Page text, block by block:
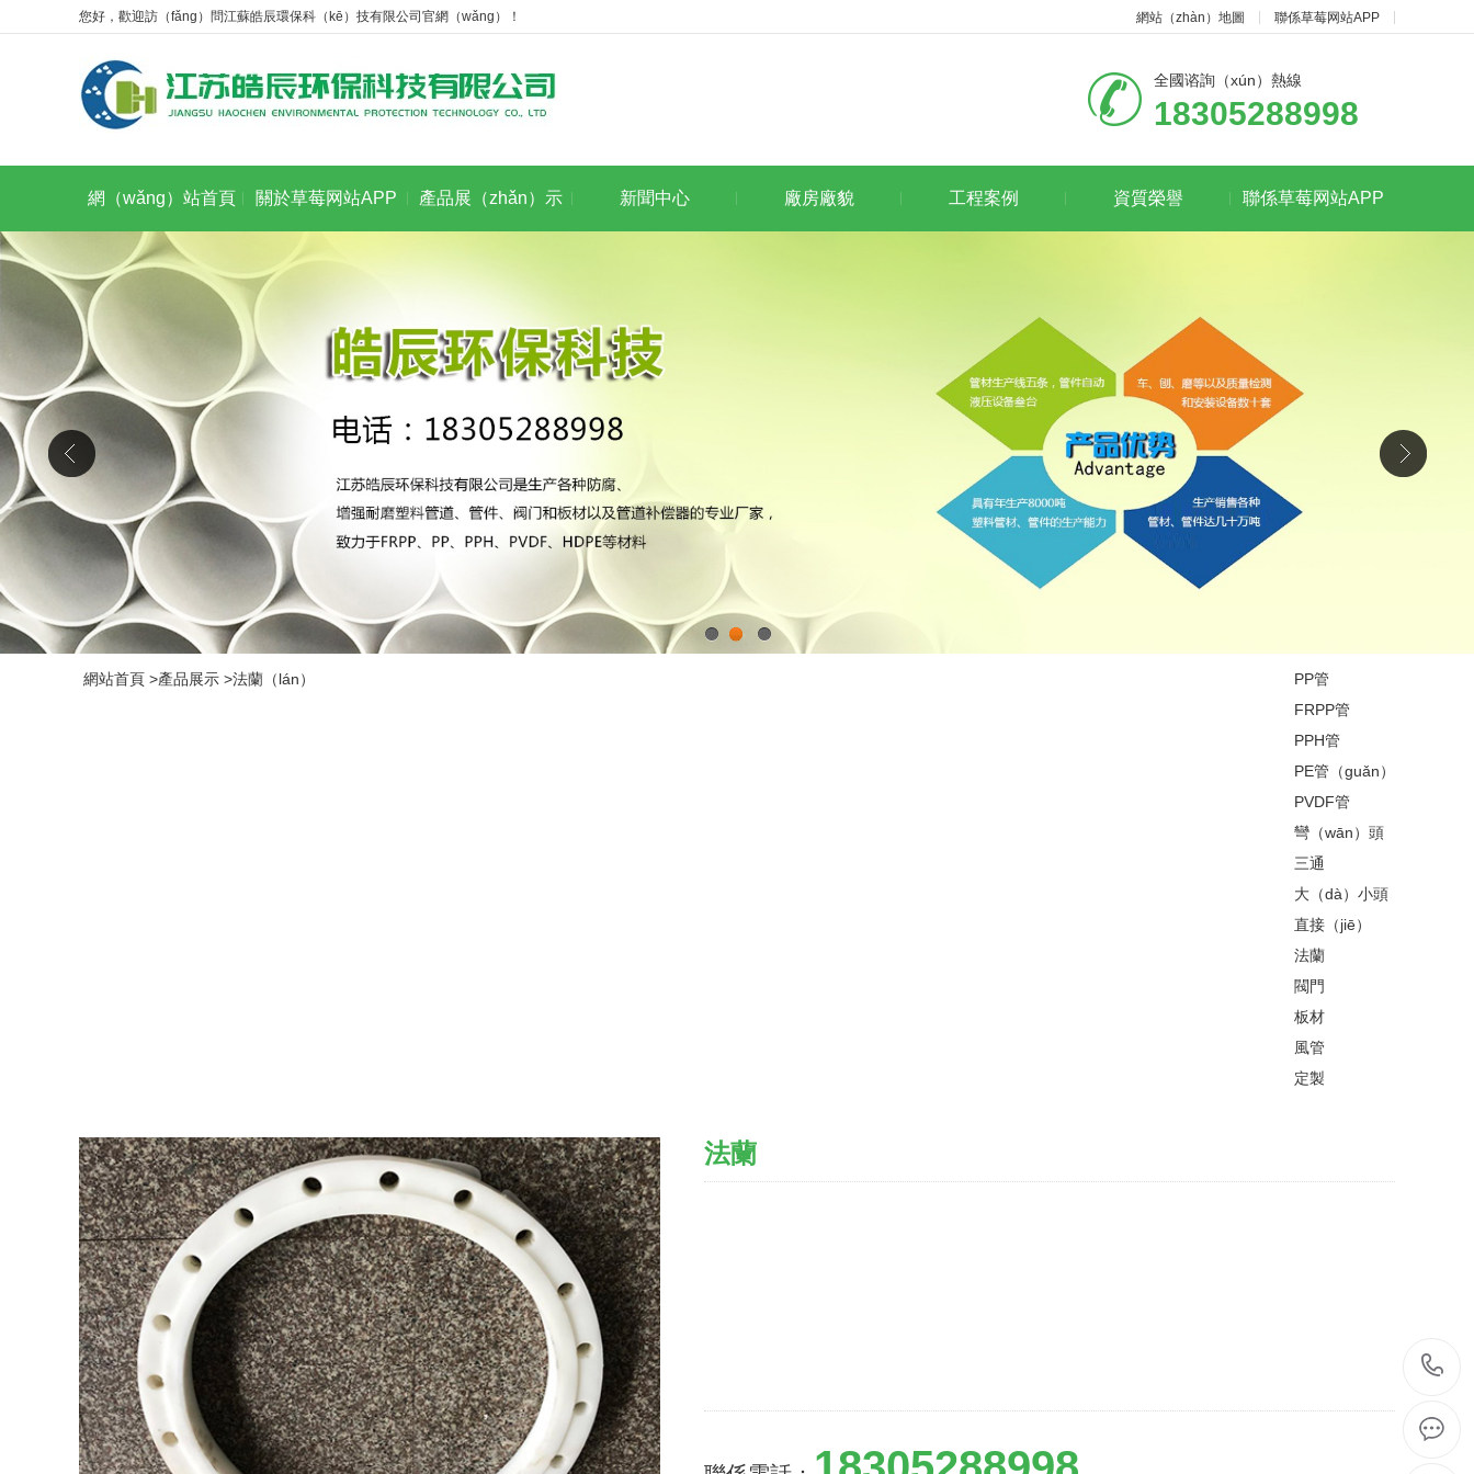
您好，歡迎訪（fǎng）問江蘇皓辰環保科（kē）技有限公司官網（wǎng）！ 網站（zhàn）地圖 聯係草莓网站APP
全國谘詢（xún）熱線
18305288998
網（wǎng）站首頁 關於草莓网站APP 產品展（zhǎn）示 新聞中心 廠房廠貌 工程案例 資質榮譽 聯係草莓网站APP
網站首頁 >產品展示 >法蘭（lán）
PP管
FRPP管
PPH管
PE管（guǎn）
PVDF管
彎（wān）頭
三通
大（dà）小頭
直接（jiē）
法蘭
閥門
板材
風管
定製
法蘭